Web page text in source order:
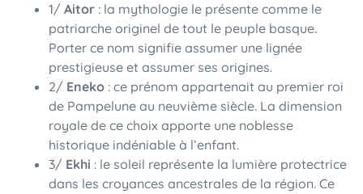
1/ Aitor : la mythologie le présente comme le
patriarche originel de tout le peuple basque.
Porter ce nom signifie assumer une lignée
prestigieuse et assumer ses origines.
2/ Eneko : ce prénom appartenait au premier roi
de Pampelune au neuvième siècle. La dimension
royale de ce choix apporte une noblesse
historique indéniable à l’enfant.
3/ Ekhi : le soleil représente la lumière protectrice
dans les croyances ancestrales de la région. Ce